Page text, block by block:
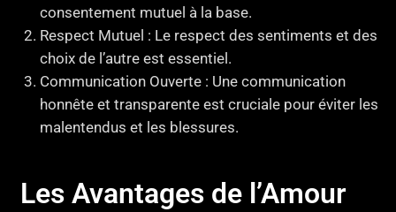
consentement mutuel à la base.
Respect Mutuel : Le respect des sentiments et des
choix de l’autre est essentiel.
Communication Ouverte : Une communication
honnête et transparente est cruciale pour éviter les
malentendus et les blessures.
Les Avantages de l’Amour